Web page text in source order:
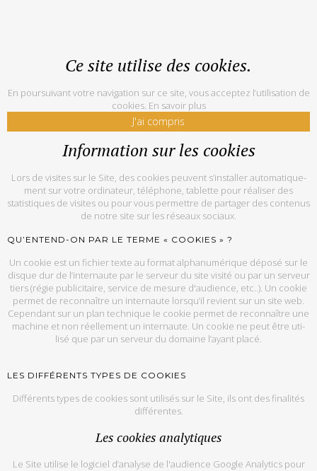
Ce site utilise des cookies.
En poursuivant votre navigation sur ce site, vous acceptez l’utilisation de
cookies. En savoir plus
J'ai compris
Information sur les cookies
Lors de vi­sites sur le Site, des co­okies peuvent s’ins­tal­ler au­to­ma­ti­que­
ment sur votre or­di­na­teur, té­lé­phone, ta­blette pour réaliser des
statistiques de visites ou pour vous permettre de partager des contenus
de notre site sur les réseaux sociaux.
QU’EN­TEND-ON PAR LE TERME « CO­OKIES » ?
Un co­okie est un fi­chier texte au for­mat al­pha­nu­mé­rique dé­posé sur le
disque dur de l’in­ter­naute par le ser­veur du site vi­sité ou par un ser­veur
tiers (ré­gie pu­bli­ci­taire, ser­vice de mesure d'audience, etc..). Un co­okie
per­met de re­con­naître un in­ter­naute lors­qu’il re­vient sur un site web.
Ce­pen­dant sur un plan tech­nique le co­okie per­met de re­con­naître une
ma­chine et non réel­le­ment un in­ter­naute. Un co­okie ne peut être uti­
lisé que par un ser­veur du do­maine l’ayant placé.
LES DIF­FÉ­RENTS TYPES DE CO­OKIES
Dif­fé­rents types de co­okies sont uti­li­sés sur le Site, ils ont des fi­na­li­tés
dif­fé­rentes.
Les co­okies ana­ly­tiques
Le Site uti­lise le lo­gi­ciel d’ana­lyse de l'audience Google Ana­ly­tics pour